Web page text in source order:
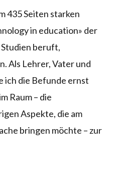
435 Seiten starken
in education» der
Studien beruft,
Als Lehrer, Vater und
ich die Befunde ernst
Raum – die
Aspekte, die am
bringen möchte – zur